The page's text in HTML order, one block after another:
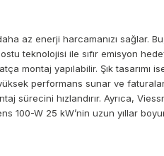
az enerji harcamanızı sağlar.
teknolojisi ile sıfır emisyon
montaj yapılabilir. Şık tasarımı
performans sunar ve
sürecini hızlandırır. Ayrıca,
100-W 25 kW’nin uzun yıllar